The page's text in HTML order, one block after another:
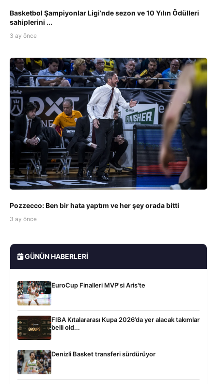
Basketbol Şampiyonlar Ligi’nde sezon ve 10 Yılın Ödülleri
sahiplerini ...
3 ay önce
Pozzecco: Ben bir hata yaptım ve her şey orada bitti
3 ay önce
GÜNÜN HABERLERI
EuroCup Finalleri MVP'si Aris'te
FIBA Kıtalararası Kupa 2026’da yer alacak takımlar
belli old...
Denizli Basket transferi sürdürüyor